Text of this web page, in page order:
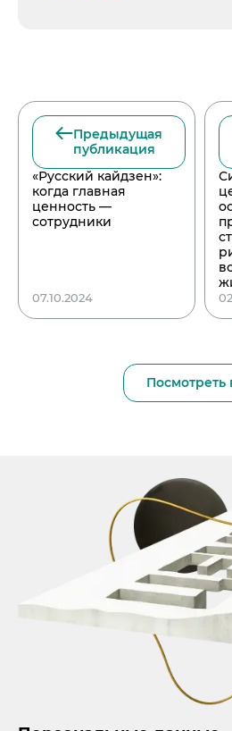
Предыдущая
публикация
«Русский кайдзен»:
когда главная
ценность —
сотрудники
07.10.2024
Посмотреть